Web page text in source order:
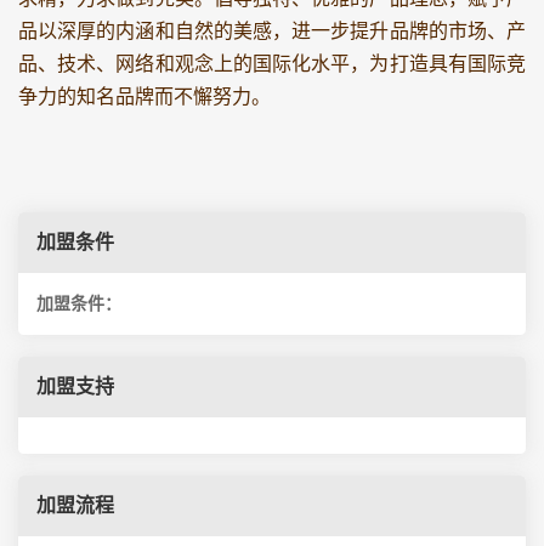
品以深厚的内涵和自然的美感，进一步提升品牌的市场、产
品、技术、网络和观念上的国际化水平，为打造具有国际竞
争力的知名品牌而不懈努力。
加盟条件
加盟条件：
加盟支持
加盟流程